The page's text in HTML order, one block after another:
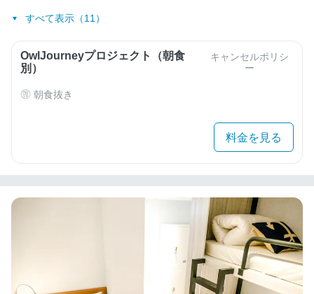
すべて表示（11）
OwlJourneyプロジェクト（朝食
別）
キャンセルポリシ
ー
朝食抜き
料金を見る